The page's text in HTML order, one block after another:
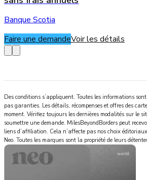
Banque Scotia
Faire une demandeVoir les détails
Des conditions s’appliquent. Toutes les informations
pas garanties. Les détails, récompenses et offres des
moment. Vérifiez toujours les dernières modalités sur le
soumettre une demande. MilesBeyondBorders peut
liens d’affiliation. Cela n’affecte pas nos choix
Neo. Toutes les marques sont la propriété de leurs